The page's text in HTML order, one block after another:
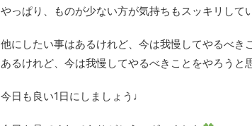
やっぱり、ものが少ない方が気持ちもスッキリして
他にしたい事はあるけれど、今は我慢してやるべき
あるけれど、今は我慢してやるべきことをやろうと
今日も良い1日にしましょう♩